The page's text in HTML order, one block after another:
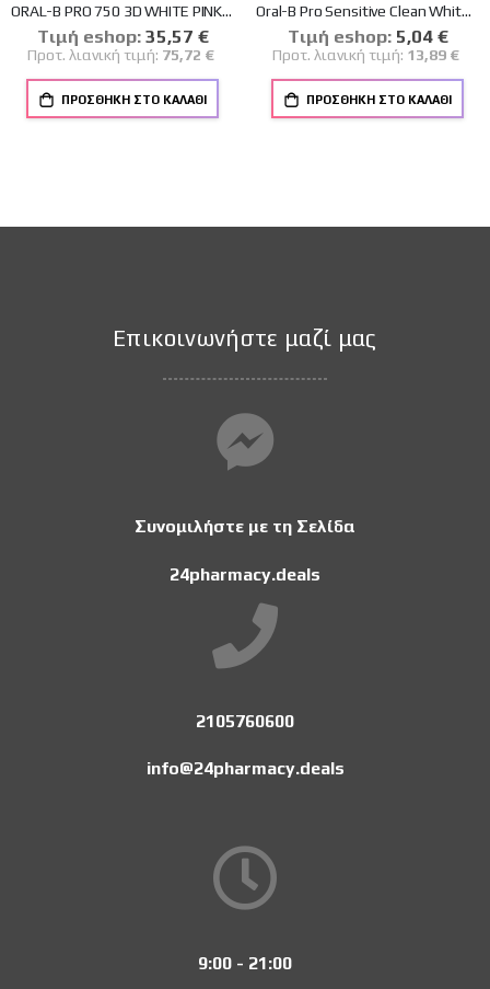
ORAL-B PRO 750 3D WHITE PINK ΗΛΕΚΤΡΙΚΗ ΟΔΟΝΤΟΒΟΥΡΤΣΑ
Tιμή eshop: Ειδική
Τιμή
35,57 €
Προτ. λιανική τιμή: 75,72 €
ΠΡΟΣΘΉΚΗ ΣΤΟ ΚΑΛΆΘΙ
Oral-B Pro Sensitive Clean White Ανταλλακτικές Κεφαλές Ηλεκτρικής Οδοντόβουρτσας με Λεπτές Ίνες για Ευαίσθητα Ούλα 2τμχ
Tιμή eshop: Ειδική
Τιμή
5,04 €
Προτ. λιανική τιμή: 13,89 €
ΠΡΟΣΘΉΚΗ ΣΤΟ ΚΑΛΆΘΙ
Επικοινωνήστε μαζί μας
Συνομιλήστε με τη Σελίδα
24pharmacy.deals
2105760600
info@24pharmacy.deals
9:00 - 21:00